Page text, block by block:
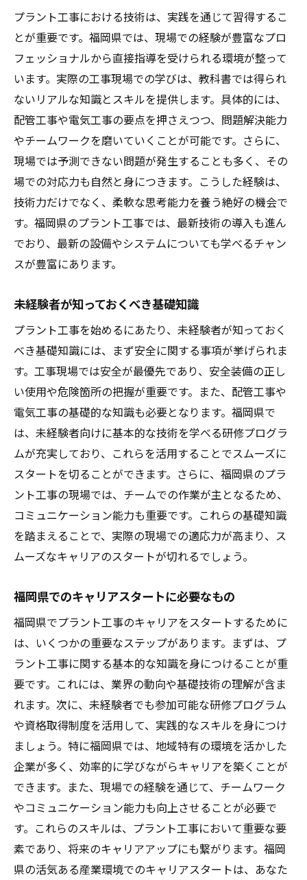
プラント工事における技術は、実践を通じて習得するこ
とが重要です。福岡県では、現場での経験が豊富なプロ
フェッショナルから直接指導を受けられる環境が整って
います。実際の工事現場での学びは、教科書では得られ
ないリアルな知識とスキルを提供します。具体的には、
配管工事や電気工事の要点を押さえつつ、問題解決能力
やチームワークを磨いていくことが可能です。さらに、
現場では予測できない問題が発生することも多く、その
場での対応力も自然と身につきます。こうした経験は、
技術力だけでなく、柔軟な思考能力を養う絶好の機会で
す。福岡県のプラント工事では、最新技術の導入も進ん
でおり、最新の設備やシステムについても学べるチャン
スが豊富にあります。
未経験者が知っておくべき基礎知識
プラント工事を始めるにあたり、未経験者が知っておく
べき基礎知識には、まず安全に関する事項が挙げられま
す。工事現場では安全が最優先であり、安全装備の正し
い使用や危険箇所の把握が重要です。また、配管工事や
電気工事の基礎的な知識も必要となります。福岡県で
は、未経験者向けに基本的な技術を学べる研修プログラ
ムが充実しており、これらを活用することでスムーズに
スタートを切ることができます。さらに、福岡県のプラ
ント工事の現場では、チームでの作業が主となるため、
コミュニケーション能力も重要です。これらの基礎知識
を踏まえることで、実際の現場での適応力が高まり、ス
ムーズなキャリアのスタートが切れるでしょう。
福岡県でのキャリアスタートに必要なもの
福岡県でプラント工事のキャリアをスタートするために
は、いくつかの重要なステップがあります。まずは、プ
ラント工事に関する基本的な知識を身につけることが重
要です。これには、業界の動向や基礎技術の理解が含ま
れます。次に、未経験者でも参加可能な研修プログラム
や資格取得制度を活用して、実践的なスキルを身につけ
ましょう。特に福岡県では、地域特有の環境を活かした
企業が多く、効率的に学びながらキャリアを築くことが
できます。また、現場での経験を通じて、チームワーク
やコミュニケーション能力も向上させることが必要で
す。これらのスキルは、プラント工事において重要な要
素であり、将来のキャリアアップにも繋がります。福岡
県の活気ある産業環境でのキャリアスタートは、あなた